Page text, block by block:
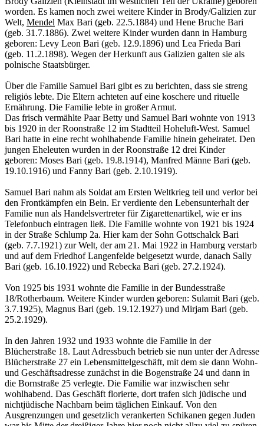
worden. Es kamen noch zwei weitere Kinder in Brody/Galizien zur
Welt, Mendel Max Bari (geb. 22.5.1884) und Hene Bruche Bari
(geb. 31.7.1886). Zwei weitere Kinder wurden dann in Hamburg
geboren: Levy Leon Bari (geb. 12.9.1896) und Lea Frieda Bari
(geb. 11.2.1898). Wegen der Herkunft aus Galizien galten sie als
polnische Staatsbürger.
Über die Familie Samuel Bari gibt es zu berichten, dass sie streng
religiös lebte. Die Eltern achteten auf eine koschere und rituelle
Ernährung. Die Familie lebte in großer Armut.
Das frisch vermählte Paar Betty und Samuel Bari wohnte von 1913
bis 1920 in der Roonstraße 12 im Stadtteil Hoheluft-West. Samuel
Bari hatte in eine recht wohlhabende Familie hinein geheiratet. Den
jungen Eheleuten wurden in der Roonstraße 12 drei Kinder
geboren: Moses Bari (geb. 19.8.1914), Manfred Männe Bari (geb.
19.10.1916) und Fanny Bari (geb. 2.10.1919).
Samuel Bari nahm als Soldat am Ersten Weltkrieg teil und verlor bei
den Frontkämpfen ein Bein. Er verdiente den Lebensunterhalt der
Familie nun als Handelsvertreter für Zigarettenartikel, wie er ins
Telefonbuch eintragen ließ. Die Familie wohnte von 1921 bis 1924
in der Straße Schlump 2a. Hier kam der Sohn Gottschalck Bari
(geb. 7.7.1921) zur Welt, der am 21. Mai 1922 in Hamburg verstarb
und auf dem Friedhof Langenfelde beigesetzt wurde, danach Sally
Bari (geb. 16.10.1922) und Rebecka Bari (geb. 27.2.1924).
Von 1925 bis 1931 wohnte die Familie in der Bundesstraße
18/Rotherbaum. Weitere Kinder wurden geboren: Sulamit Bari (geb.
3.7.1925), Magnus Bari (geb. 19.12.1927) und Mirjam Bari (geb.
25.2.1929).
In den Jahren 1932 und 1933 wohnte die Familie in der
Blücherstraße 18. Laut Adressbuch betrieb sie nun unter der Adresse
Blücherstraße 27 ein Lebensmittelgeschäft, mit dem sie dann Wohn-
und Geschäftsadresse zunächst in die Bogenstraße 24 und dann in
die Bornstraße 25 verlegte. Die Familie war inzwischen sehr
wohlhabend. Das Geschäft florierte, dort trafen sich jüdische und
nichtjüdische Nachbarn beim täglichen Einkauf. Von den
Ausgrenzungen und gesetzlich verankerten Schikanen gegen Juden